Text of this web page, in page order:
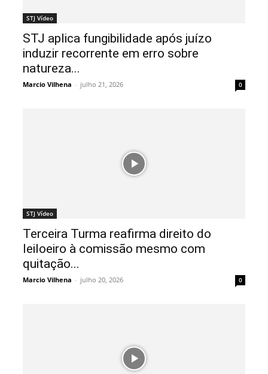
STJ Vídeo
STJ aplica fungibilidade após juízo
induzir recorrente em erro sobre
natureza...
Marcio Vilhena - julho 21, 2026 0
STJ Vídeo
Terceira Turma reafirma direito do
leiloeiro à comissão mesmo com
quitação...
Marcio Vilhena - julho 20, 2026 0